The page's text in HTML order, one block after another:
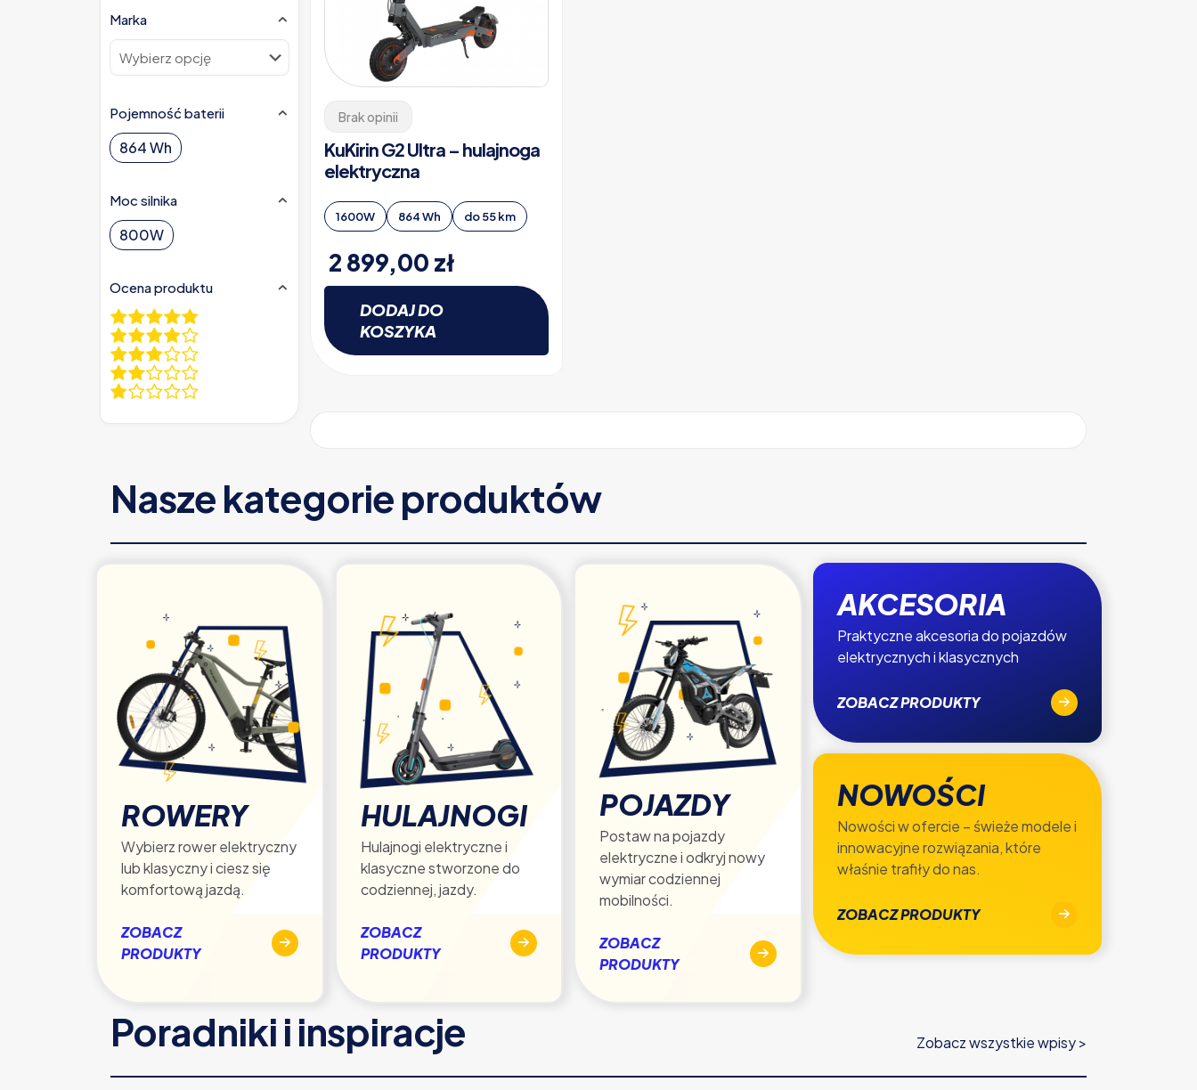
Marka
Pojemność baterii
864 Wh
Moc silnika
800W
Ocena produktu
Brak opinii
KuKirin G2 Ultra – hulajnoga
elektryczna
1600W 864 Wh do 55 km
2 899,00 zł
DODAJ DO
KOSZYKA
Nasze kategorie produktów
ROWERY
Wybierz rower elektryczny
lub klasyczny i ciesz się
komfortową jazdą.
ZOBACZ
PRODUKTY
HULAJNOGI
Hulajnogi elektryczne i
klasyczne stworzone do
codziennej, jazdy.
ZOBACZ
PRODUKTY
POJAZDY
Postaw na pojazdy
elektryczne i odkryj nowy
wymiar codziennej
mobilności.
ZOBACZ
PRODUKTY
AKCESORIA
Praktyczne akcesoria do pojazdów
elektrycznych i klasycznych
ZOBACZ PRODUKTY
NOWOŚCI
Nowości w ofercie – świeże modele i
innowacyjne rozwiązania, które
właśnie trafiły do nas.
ZOBACZ PRODUKTY
Poradniki i inspiracje Zobacz wszystkie wpisy >